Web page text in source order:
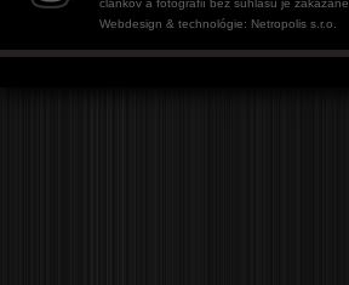
Webdesign & technológie: Netropolis s.r.o.